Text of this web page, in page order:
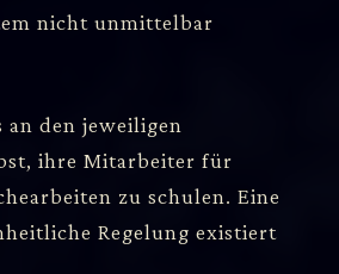
nicht unmittelbar
an den jeweiligen
ihre Mitarbeiter für
zu schulen. Eine
Regelung existiert